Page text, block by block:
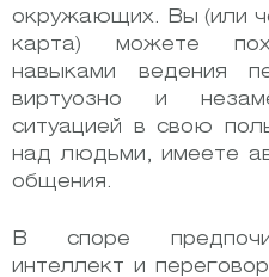
окружающих. Вы (или
карта) можете
навыками ведения
виртуозно и
ситуацией в свою
над людьми, имеете
общения.
В споре
интеллект и